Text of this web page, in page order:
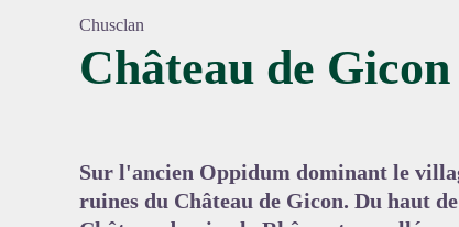
Chusclan
Château de Gicon
Sur l'ancien Oppidum dominant le
ruines du Château de Gicon. Du haut